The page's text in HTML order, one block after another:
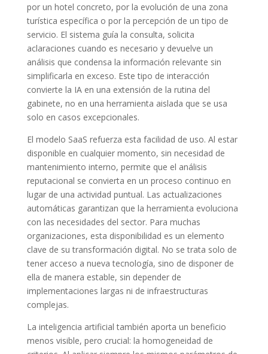
por un hotel concreto, por la evolución de una zona
turística específica o por la percepción de un tipo de
servicio. El sistema guía la consulta, solicita
aclaraciones cuando es necesario y devuelve un
análisis que condensa la información relevante sin
simplificarla en exceso. Este tipo de interacción
convierte la IA en una extensión de la rutina del
gabinete, no en una herramienta aislada que se usa
solo en casos excepcionales.
El modelo SaaS refuerza esta facilidad de uso. Al estar
disponible en cualquier momento, sin necesidad de
mantenimiento interno, permite que el análisis
reputacional se convierta en un proceso continuo en
lugar de una actividad puntual. Las actualizaciones
automáticas garantizan que la herramienta evoluciona
con las necesidades del sector. Para muchas
organizaciones, esta disponibilidad es un elemento
clave de su transformación digital. No se trata solo de
tener acceso a nueva tecnología, sino de disponer de
ella de manera estable, sin depender de
implementaciones largas ni de infraestructuras
complejas.
La inteligencia artificial también aporta un beneficio
menos visible, pero crucial: la homogeneidad de